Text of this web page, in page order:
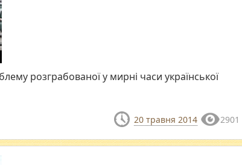
розграбованої у мирні часи української
20 травня 2014 2901